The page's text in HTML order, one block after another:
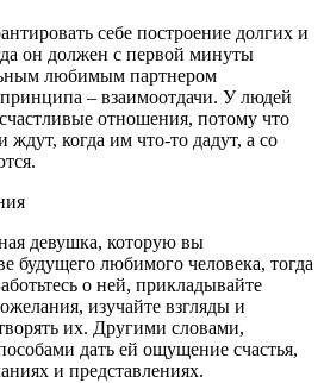
себе построение долгих и
он должен с первой минуты
любимым партнером
– взаимоотдачи. У людей
отношения, потому что
ждут, когда им что-то дадут, а со
девушка, которую вы
будущего любимого человека, тогда
о ней, прикладывайте
изучайте взгляды и
их. Другими словами,
дать ей ощущение счастья,
и представлениях.